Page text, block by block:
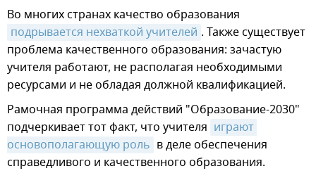
Во многих странах качество образования
подрывается нехваткой учителей . Также существует
проблема качественного образования: зачастую
учителя работают, не располагая необходимыми
ресурсами и не обладая должной квалификацией.
Рамочная программа действий "Образование-2030"
подчеркивает тот факт, что учителя играют
основополагающую роль в деле обеспечения
справедливого и качественного образования.